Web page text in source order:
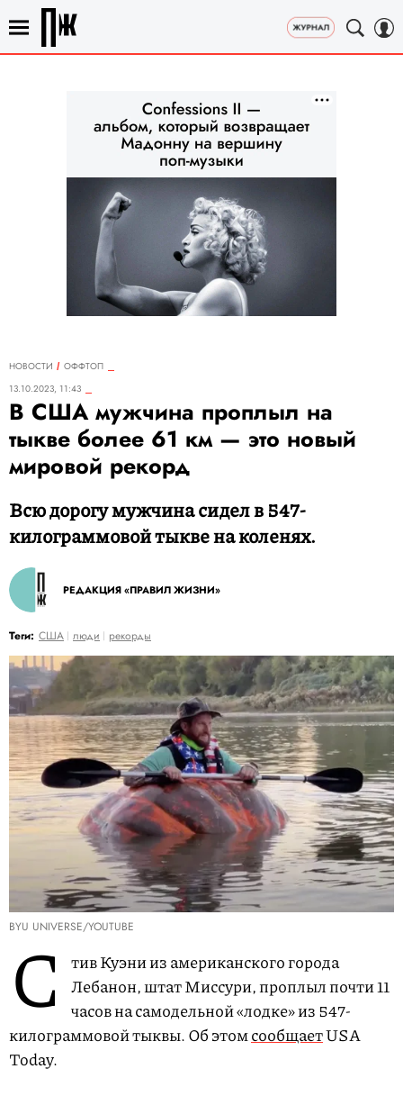
НОВОСТИ
ОФФТОП
13.10.2023, 11:43
В США мужчина проплыл на
тыкве более 61 км — это новый
мировой рекорд
Всю дорогу мужчина сидел в 547-
килограммовой тыкве на коленях.
РЕДАКЦИЯ «ПРАВИЛ ЖИЗНИ»
Теги: США люди рекорды
BYU UNIVERSE/YOUTUBE
С
тив Куэни из американского города
Лебанон, штат Миссури, проплыл почти 11
часов на самодельной «лодке» из 547-
килограммовой тыквы. Об этомсообщаетUSA
Today.